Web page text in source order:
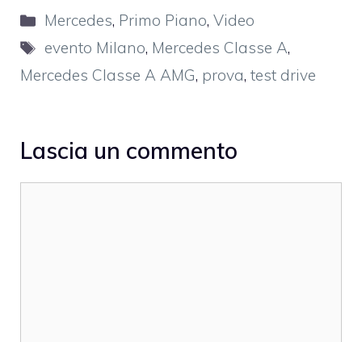
Categorie
Mercedes, Primo Piano,Video
Tag
evento Milano, Mercedes Classe A,
Mercedes Classe A AMG, prova, test drive
Lascia un commento